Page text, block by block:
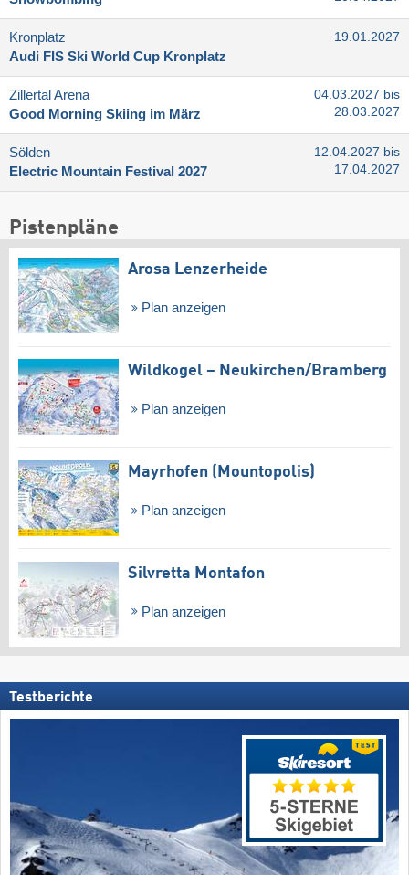
Kronplatz
Audi FIS Ski World Cup Kronplatz
19.01.2027
Zillertal Arena
Good Morning Skiing im März
04.03.2027 bis
28.03.2027
Sölden
Electric Mountain Festival 2027
12.04.2027 bis
17.04.2027
Pistenpläne
Arosa Lenzerheide
Plan anzeigen
Wildkogel – Neukirchen/​Bramberg
Plan anzeigen
Mayrhofen (Mountopolis)
Plan anzeigen
Silvretta Montafon
Plan anzeigen
Testberichte